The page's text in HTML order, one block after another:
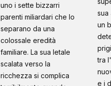
uno i sette bizzarri
parenti miliardari che lo
separano da una
colossale eredità
familiare. La sua letale
scalata verso la
ricchezza si complica
sua
un
tra
e i